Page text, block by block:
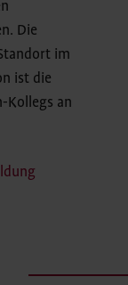
Die
im
ist die
Kollegs an